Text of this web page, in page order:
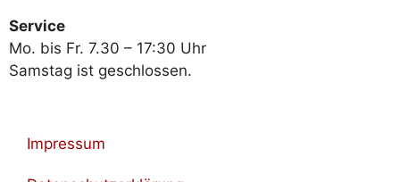
Service
Mo. bis Fr. 7.30 – 17:30 Uhr
Samstag ist geschlossen.
Impressum